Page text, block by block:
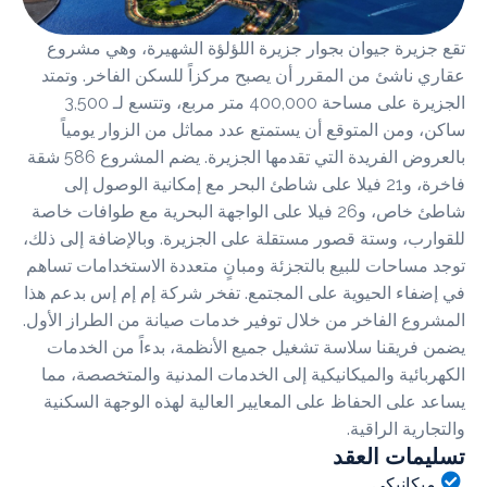
جيوان بجوار جزيرة اللؤلؤة الشهيرة، وهي مشروع
ناشئ من المقرر أن يصبح مركزاً للسكن الفاخر. وتمتد
الجزيرة على مساحة 400,000 متر مربع، وتتسع لـ 3,500
ومن المتوقع أن يستمتع عدد مماثل من الزوار يومياً
بالعروض الفريدة التي تقدمها الجزيرة. يضم المشروع 586 شقة
فاخرة، و21 فيلا على شاطئ البحر مع إمكانية الوصول إلى
شاطئ خاص، و26 فيلا على الواجهة البحرية مع طوافات خاصة
وستة قصور مستقلة على الجزيرة. وبالإضافة إلى ذلك،
للبيع بالتجزئة ومبانٍ متعددة الاستخدامات تساهم
الحيوية على المجتمع. تفخر شركة إم إم إس بدعم هذا
الفاخر من خلال توفير خدمات صيانة من الطراز الأول.
سلاسة تشغيل جميع الأنظمة، بدءاً من الخدمات
والميكانيكية إلى الخدمات المدنية والمتخصصة، مما
على الحفاظ على المعايير العالية لهذه الوجهة السكنية
الراقية.
العقد